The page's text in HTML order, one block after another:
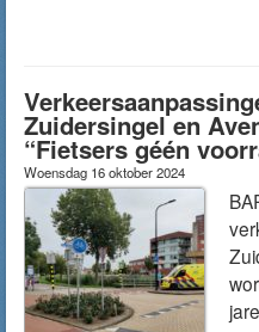
Zuidersingel en
“Fietsers géén
Woensdag 16 oktober 2024